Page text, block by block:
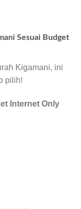
Sesuai Budget
Kigamani, ini
pilih!
Internet Only